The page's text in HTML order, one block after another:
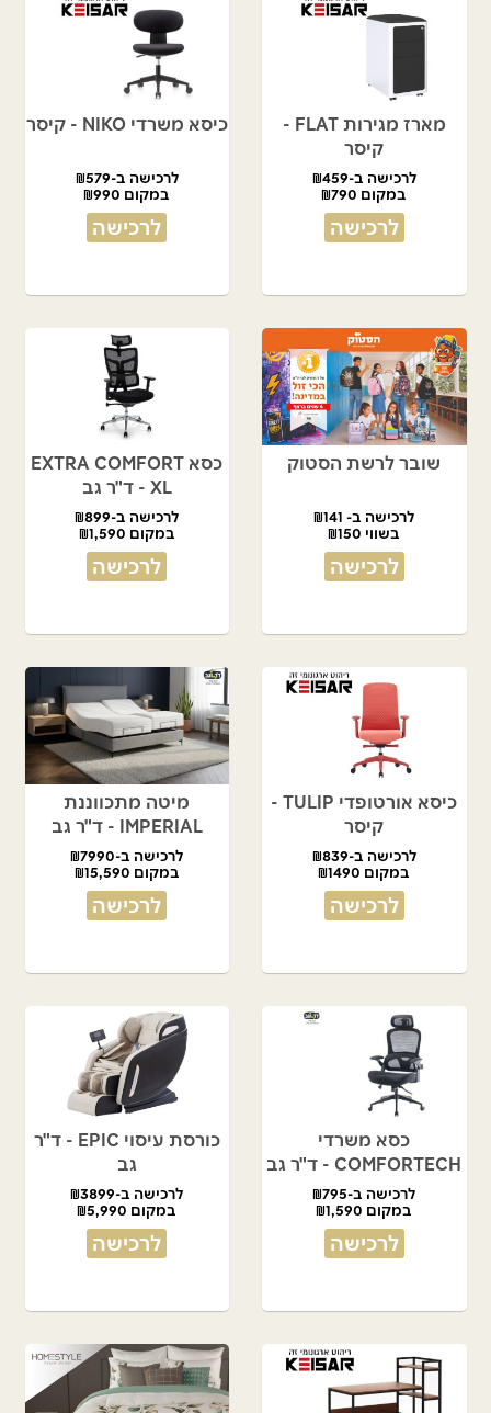
מארז מגירות FLAT -
קיסר
לרכישה ב-₪459
במקום ₪790
לרכישה
כיסא משרדי NIKO - קיסר
לרכישה ב-₪579
במקום ₪990
לרכישה
שובר לרשת הסטוק
לרכישה ב- ₪141
בשווי ₪150
לרכישה
כסא EXTRA COMFORT
XL - ד"ר גב
לרכישה ב-₪899
במקום ₪1,590
לרכישה
כיסא אורטופדי TULIP -
קיסר
לרכישה ב-₪839
במקום ₪1490
לרכישה
מיטה מתכווננת
IMPERIAL - ד"ר גב
לרכישה ב-₪7990
במקום ₪15,590
לרכישה
כסא משרדי
COMFORTECH - ד"ר גב
לרכישה ב-₪795
במקום ₪1,590
לרכישה
כורסת עיסוי EPIC - ד"ר
גב
לרכישה ב-₪3899
במקום ₪5,990
לרכישה